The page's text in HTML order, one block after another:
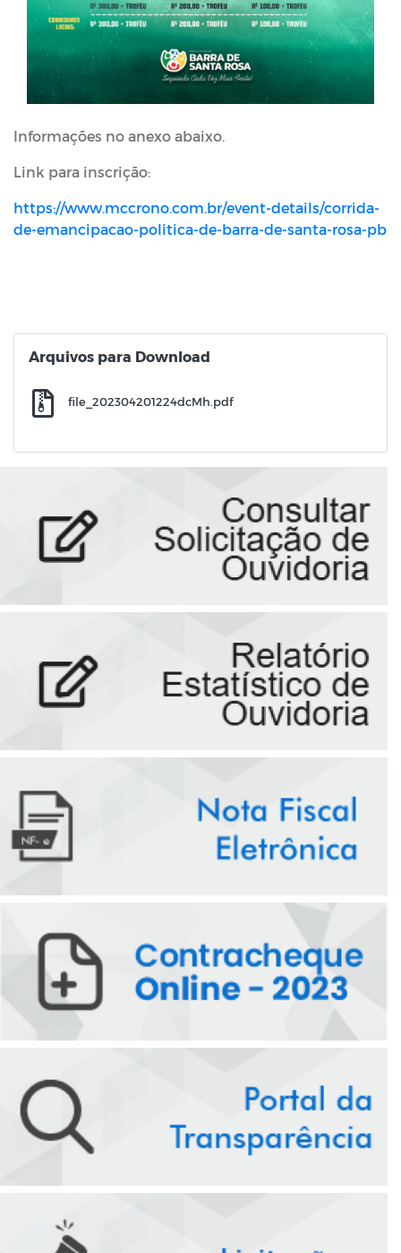
Informações no anexo abaixo.
Link para inscrição:
https://www.mccrono.com.br/event-details/corrida-
de-emancipacao-politica-de-barra-de-santa-rosa-pb
Arquivos para Download
file_202304201224dcMh.pdf